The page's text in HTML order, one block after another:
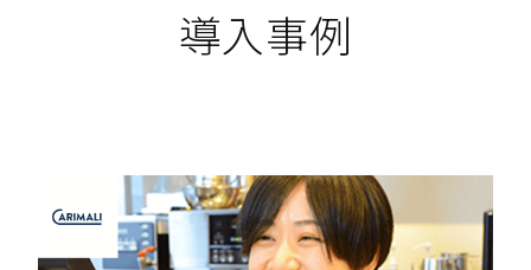
導入事例